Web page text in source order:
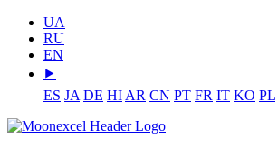
UA
RU
EN
⯈
ES JA DE HI AR CN PT FR IT KO PL